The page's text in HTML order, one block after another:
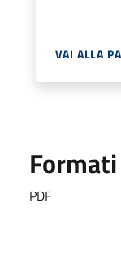
VAI ALLA
PDF